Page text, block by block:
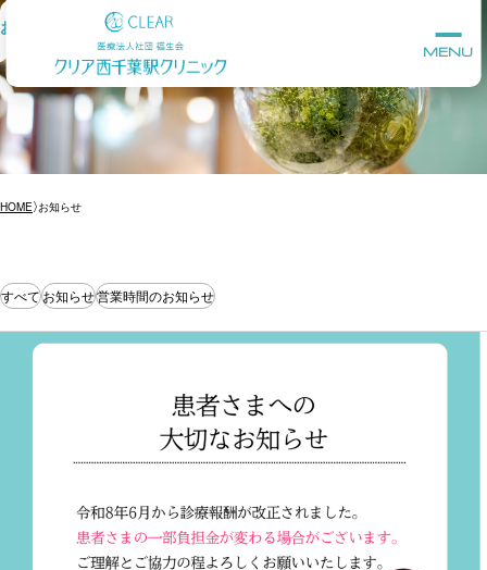
MENU
お知らせ
HOME お知らせ
すべてお知らせ営業時間のお知らせ